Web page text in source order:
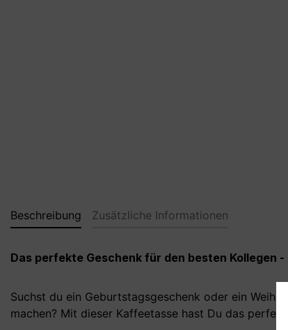
Beschreibung Zusätzliche Informationen
Das perfekte Geschenk für den besten Kollegen
Suchst du ein Geburtstagsgeschenk oder ein
machen? Mit dieser Kaffeetasse hast Du das